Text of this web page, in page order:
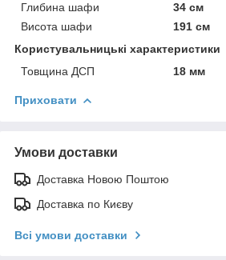
Глибина шафи
34 см
Висота шафи
191 см
Користувальницькі характеристики
Товщина ДСП
18 мм
Приховати
Умови доставки
Доставка Новою Поштою
Доставка по Києву
Всі умови доставки